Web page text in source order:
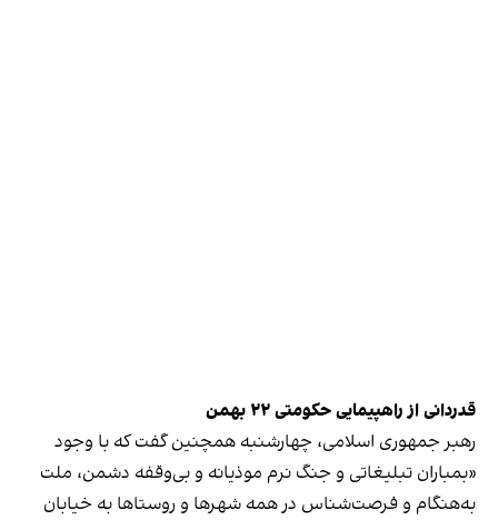
قدردانی از راهپیمایی حکومتی ۲۲ بهمن
رهبر جمهوری اسلامی، چهارشنبه همچنین گفت که با وجود
«بمباران تبلیغاتی و جنگ نرم موذیانه و بی‌وقفه دشمن، ملت
به‌هنگام و فرصت‌شناس در همه شهرها و روستاها به خیابان